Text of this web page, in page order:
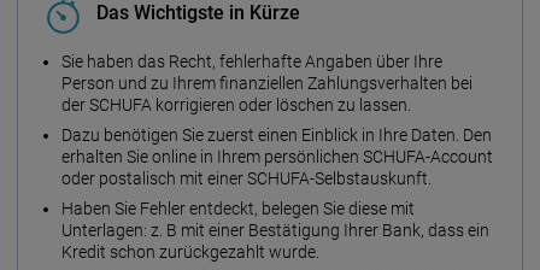
Das Wichtigste in Kürze
Sie haben das Recht, fehlerhafte Angaben über Ihre
Person und zu Ihrem finanziellen Zahlungsverhalten bei
der SCHUFA korrigieren oder löschen zu lassen.
Dazu benötigen Sie zuerst einen Einblick in Ihre Daten. Den
erhalten Sie online in Ihrem persönlichen SCHUFA-Account
oder postalisch mit einer SCHUFA-Selbstauskunft.
Haben Sie Fehler entdeckt, belegen Sie diese mit
Unterlagen: z. B mit einer Bestätigung Ihrer Bank, dass ein
Kredit schon zurückgezahlt wurde.